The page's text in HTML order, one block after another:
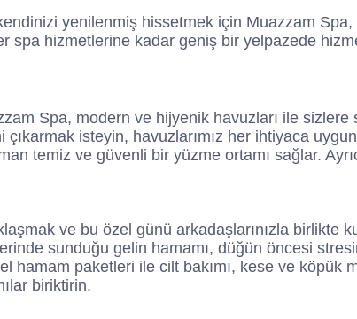
yenilenmiş hissetmek için Muazzam
spa hizmetlerine kadar geniş bir yelpazede
Spa, modern ve hijyenik havuzları ile
isteyin, havuzlarımız her ihtiyaca
temiz ve güvenli bir yüzme ortamı sağlar.
ve bu özel günü arkadaşlarınızla birlikte
sunduğu gelin hamamı, düğün öncesi
hamam paketleri ile cilt bakımı, kese ve
biriktirin.